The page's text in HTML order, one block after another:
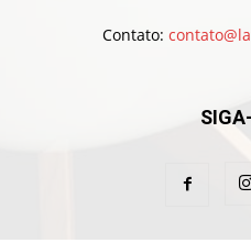
Contato: